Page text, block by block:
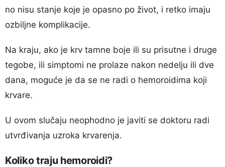
no nisu stanje koje je opasno po život, i retko imaju
ozbiljne komplikacije.
Na kraju, ako je krv tamne boje ili su prisutne i druge
tegobe, ili simptomi ne prolaze nakon nedelju ili dve
dana, moguće je da se ne radi o hemoroidima koji
krvare.
U ovom slučaju neophodno je javiti se doktoru radi
utvrđivanja uzroka krvarenja.
Koliko traju hemoroidi?